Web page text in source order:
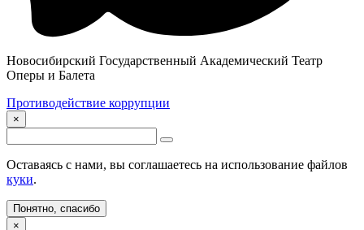
Новосибирский Государственный Академический Театр
Оперы и Балета
Противодействие коррупции
×
Оставаясь с нами, вы соглашаетесь на использование файлов
куки.
Понятно, спасибо
×